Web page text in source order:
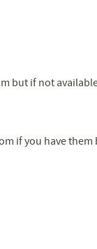
but if not
if you have